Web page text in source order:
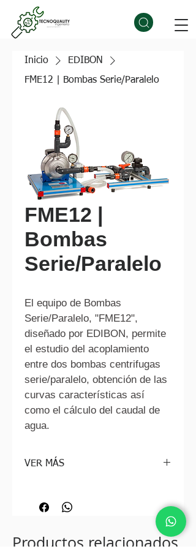
Inicio
EDIBON
FME12 | Bombas Serie/Paralelo
FME12 |
Bombas
Serie/Paralelo
El equipo de Bombas
Serie/Paralelo, "FME12",
diseñado por EDIBON, permite
el estudio del acoplamiento
entre dos bombas centrifugas
serie/paralelo, obtención de las
curvas características así
como el cálculo del caudal de
agua.
VER MÁS
https://www.edibon.com/es/bombas-
Productos relacionados